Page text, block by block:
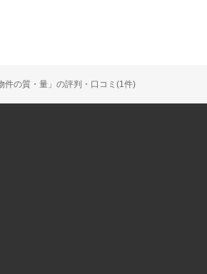
件の質・量」の評判・口コミ(1件)